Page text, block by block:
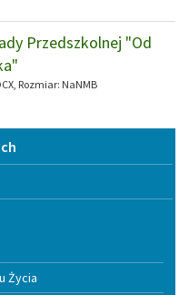
Przedszkolnej "Od
, Rozmiar: NaNMB
Życia